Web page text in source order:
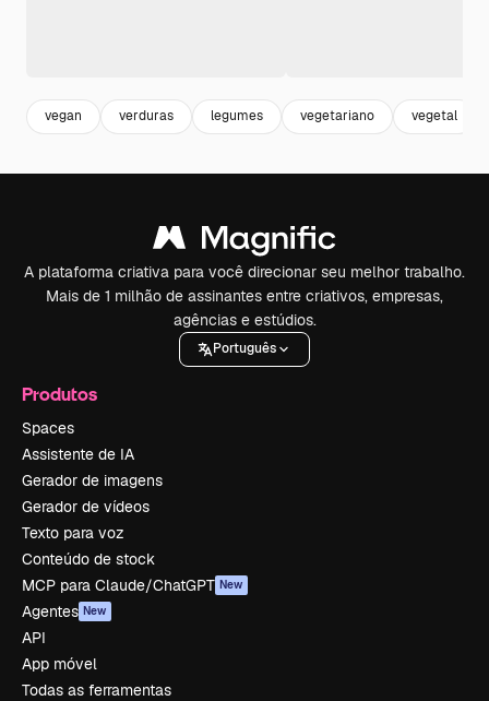
vegan verduras legumes vegetariano vegetal
A plataforma criativa para você direcionar seu melhor trabalho.
Mais de 1 milhão de assinantes entre criativos, empresas,
agências e estúdios.
Português
Produtos
Spaces
Assistente de IA
Gerador de imagens
Gerador de vídeos
Texto para voz
Conteúdo de stock
MCP para Claude/ChatGPT New
Agentes New
API
App móvel
Todas as ferramentas